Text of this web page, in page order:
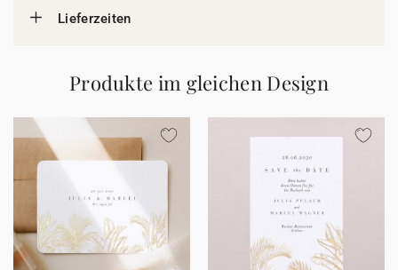
Lieferzeiten
Produkte im gleichen Design